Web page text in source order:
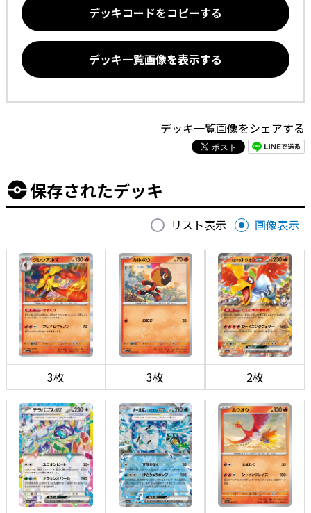
デッキコードをコピーする
デッキ一覧画像を表示する
デッキ一覧画像をシェアする
保存されたデッキ
リスト表示 画像表示
3枚 3枚 2枚